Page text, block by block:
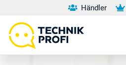
Händler